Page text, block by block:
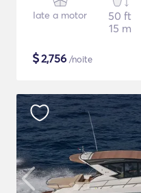
Iate a motor
50 ft
15 m
$2,756 /noite